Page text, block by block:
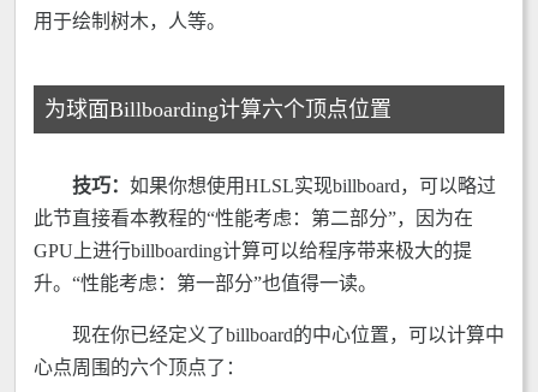
用于绘制树木，人等。
为球面Billboarding计算六个顶点位置
技巧： 如果你想使用HLSL实现billboard，可以略过
此节直接看本教程的“性能考虑：第二部分”，因为在
GPU上进行billboarding计算可以给程序带来极大的提
升。“性能考虑：第一部分”也值得一读。
现在你已经定义了billboard的中心位置，可以计算中
心点周围的六个顶点了：